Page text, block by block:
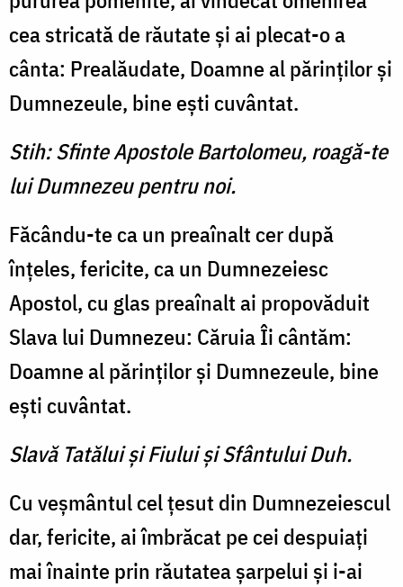
cea stricată de răutate şi ai plecat-o a
cânta: Prealăudate, Doamne al părinţilor şi
Dumnezeule, bine eşti cuvântat.
Stih: Sfinte Apostole Bartolomeu, roagă-te
lui Dumnezeu pentru noi.
Făcându-te ca un preaînalt cer după
înţeles, fericite, ca un Dumnezeiesc
Apostol, cu glas preaînalt ai propovăduit
Slava lui Dumnezeu: Căruia Îi cântăm:
Doamne al părinţilor şi Dumnezeule, bine
eşti cuvântat.
Slavă Tatălui şi Fiului şi Sfântului Duh.
Cu veşmântul cel ţesut din Dumnezeiescul
dar, fericite, ai îmbrăcat pe cei despuiaţi
mai înainte prin răutatea şarpelui şi i-ai